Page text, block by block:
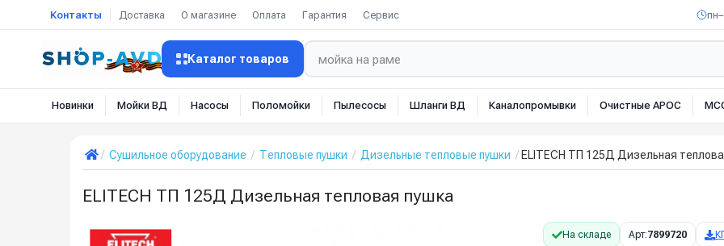
Контакты Доставка О магазине Оплата Гарантия Сервис
Каталог товаров
Новинки Мойки ВД Насосы Поломойки Пылесосы Шланги ВД Каналопромывки Очистные АРОС
Сушильное оборудование Тепловые пушки Дизельные тепловые пушки ELITECH ТП 125Д Дизельная
ELITECH ТП 125Д Дизельная тепловая пушка
На складе Арт:7899720